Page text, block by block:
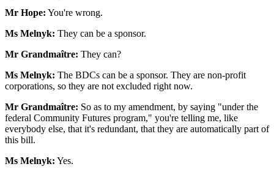
Mr Hope: You're wrong.
Ms Melnyk: They can be a sponsor.
Mr Grandmaître: They can?
Ms Melnyk: The BDCs can be a sponsor. They are non-profit
corporations, so they are not excluded right now.
Mr Grandmaître: So as to my amendment, by saying "under the
federal Community Futures program," you're telling me, like
everybody else, that it's redundant, that they are automatically part of
this bill.
Ms Melnyk: Yes.